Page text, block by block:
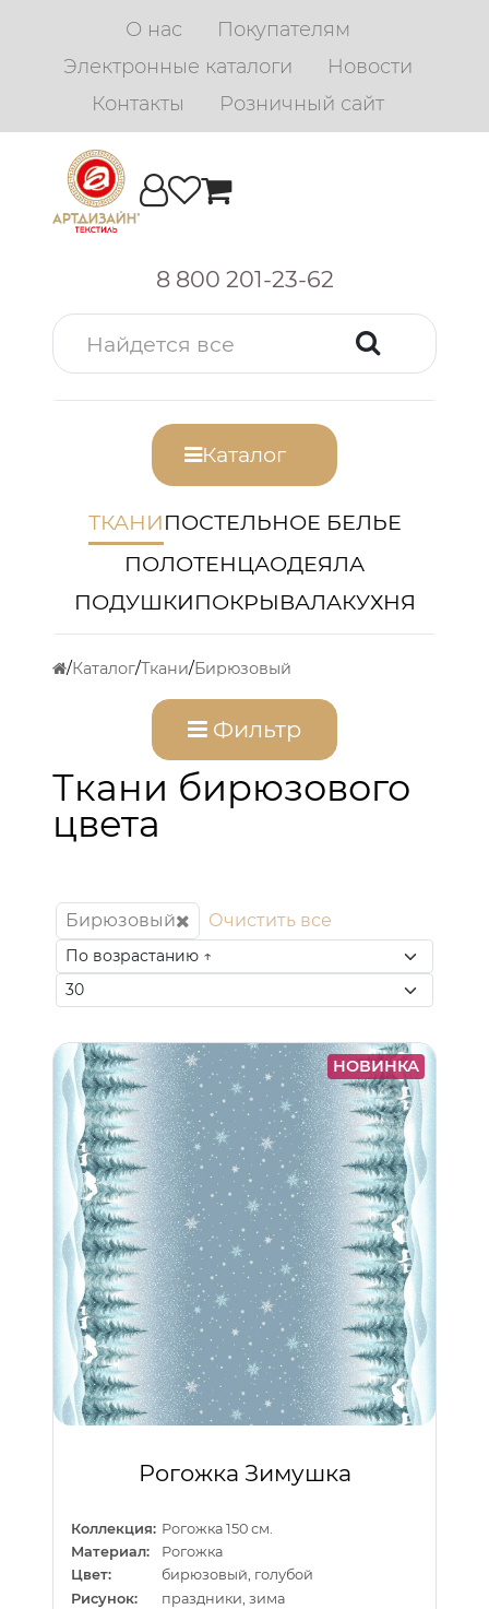
О нас
Покупателям
Электронные каталоги
Новости
Контакты
Розничный сайт
8 800 201-23-62
Каталог
ТКАНИПОСТЕЛЬНОЕ БЕЛЬЕ
ПОЛОТЕНЦАОДЕЯЛА
ПОДУШКИПОКРЫВАЛАКУХНЯ
Каталог Ткани Бирюзовый
Фильтр
Ткани бирюзового
цвета
Бирюзовый Очистить все
НОВИНКА
Рогожка Зимушка
Коллекция: Рогожка 150 см.
Материал:
Рогожка
Цвет:
бирюзовый, голубой
Рисунок:
праздники, зима